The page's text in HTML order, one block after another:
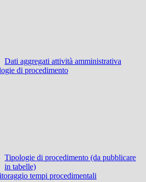
Dati aggregati attività amministrativa
di procedimento
Tipologie di procedimento (da pubblicare
in tabelle)
tempi procedimentali